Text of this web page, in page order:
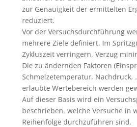
zur Genauigkeit der ermittelten
reduziert.
Vor der Versuchsdurchführung
mehrere Ziele definiert. Im
Zykluszeit verringern, Verzug
Die zu ändernden Faktoren
Schmelzetemperatur, Nachdruck,
erlaubte Wertebereich werden
Auf dieser Basis wird ein
beschrieben, welche Versuche in
Reihenfolge durchzuführen sind.